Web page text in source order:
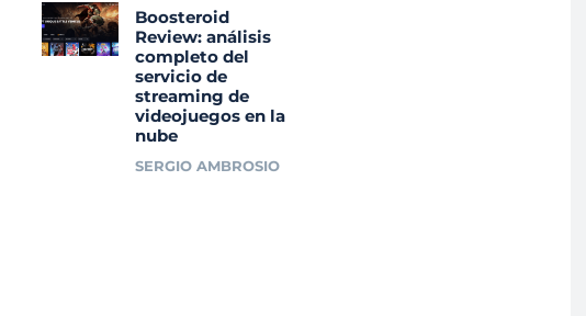
Boosteroid
Review: análisis
completo del
servicio de
streaming de
videojuegos en la
nube
SERGIO AMBROSIO